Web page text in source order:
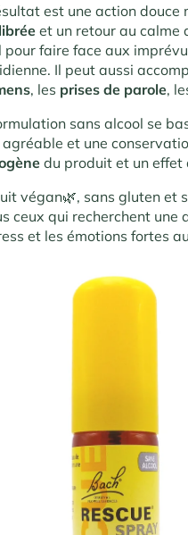
est une action douce
et un retour au calme
pour faire face aux
Il peut aussi
, les prises de parole,
sans alcool se
et une
du produit et un
végan🌿, sans gluten et
ceux qui recherchent
et les émotions fortes